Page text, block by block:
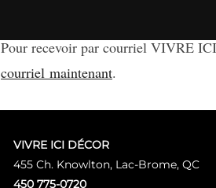
Pour recevoir par courriel VIVRE
courriel maintenant.
VIVRE ICI DÉCOR
455 Ch. Knowlton, Lac-Brome, QC
450 775-0720